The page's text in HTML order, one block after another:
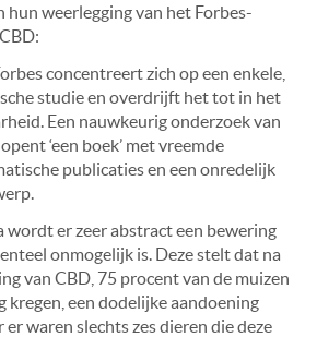
hun weerlegging van het Forbes-
concentreert zich op een enkele,
studie en overdrijft het tot in het
Een nauwkeurig onderzoek van
‘een boek’ met vreemde
publicaties en een onredelijk
wordt er zeer abstract een bewering
onmogelijk is. Deze stelt dat na
van CBD, 75 procent van de muizen
kregen, een dodelijke aandoening
waren slechts zes dieren die deze